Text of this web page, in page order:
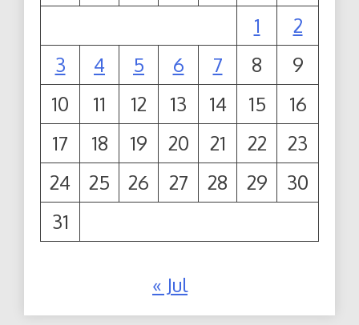
1
2
3
4 5 6 7 8
9
10
11 12 13 14 15
16
17
18 19 20 21 22
23
24
25 26 27 28 29
30
31
« Jul